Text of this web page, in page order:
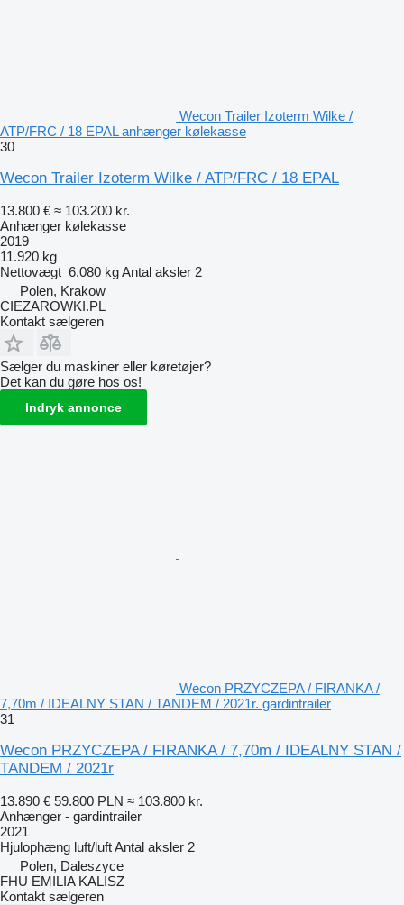
Wecon Trailer Izoterm Wilke /
ATP/FRC / 18 EPAL anhænger kølekasse
30
Wecon Trailer Izoterm Wilke / ATP/FRC / 18 EPAL
13.800 € ≈ 103.200 kr.
Anhænger kølekasse
2019
11.920 kg
Nettovægt 6.080 kgAntal aksler 2
Polen, Krakow
CIEZAROWKI.PL
Kontakt sælgeren
Sælger du maskiner eller køretøjer?
Det kan du gøre hos os!
Indryk annonce
Wecon PRZYCZEPA / FIRANKA /
7,70m / IDEALNY STAN / TANDEM / 2021r. gardintrailer
31
Wecon PRZYCZEPA / FIRANKA / 7,70m / IDEALNY STAN /
TANDEM / 2021r
13.890 € 59.800 PLN ≈ 103.800 kr.
Anhænger - gardintrailer
2021
Hjulophæng luft/luftAntal aksler 2
Polen, Daleszyce
FHU EMILIA KALISZ
Kontakt sælgeren